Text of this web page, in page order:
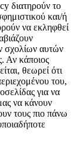
διατηρούν το
και/ή
να εκληφθεί
σχολίων αυτών
Αν κάποιος
θεωρεί ότι
του,
για να
να κάνουν
τους πιο πάνω